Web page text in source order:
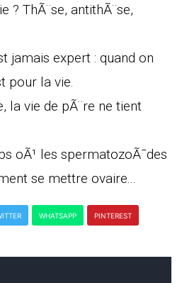
? ThÃ¨se, antithÃ¨se,
jamais expert : quand on
pour la vie.
la vie de pÃ¨re ne tient
oÃ¹ les spermatozoÃ¯des
se mettre ovaire...
WHATSAPP PINTEREST